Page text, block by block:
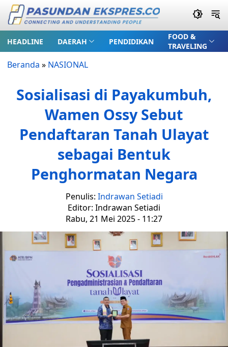
HEADLINE DAERAH PENDIDIKAN
FOOD &
TRAVELING
Beranda » NASIONAL
Sosialisasi di Payakumbuh,
Wamen Ossy Sebut
Pendaftaran Tanah Ulayat
sebagai Bentuk
Penghormatan Negara
Penulis: Indrawan Setiadi
Editor: Indrawan Setiadi
Rabu, 21 Mei 2025 - 11:27